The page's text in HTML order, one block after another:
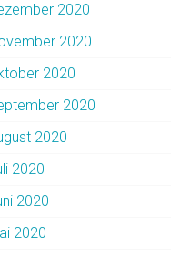
2020
2020
2020
2020
2020
2020
2020
2020